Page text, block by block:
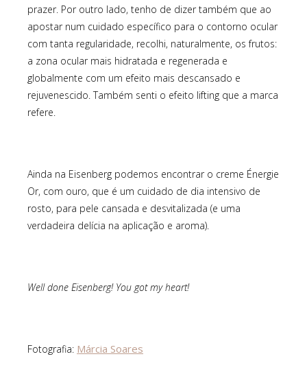
prazer. Por outro lado, tenho de dizer também que ao
apostar num cuidado específico para o contorno ocular
com tanta regularidade, recolhi, naturalmente, os frutos:
a zona ocular mais hidratada e regenerada e
globalmente com um efeito mais descansado e
rejuvenescido. Também senti o efeito lifting que a marca
refere.
Ainda na Eisenberg podemos encontrar o creme Énergie
Or, com ouro, que é um cuidado de dia intensivo de
rosto, para pele cansada e desvitalizada (e uma
verdadeira delícia na aplicação e aroma).
Well done Eisenberg! You got my heart!
Fotografia: Márcia Soares